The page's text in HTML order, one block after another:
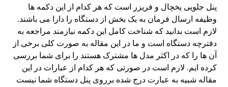
پنل جلویی یخچال و فریزر است که هر کدام از این دکمه ها
وظیفه ارسال فرمان به یک بخش از دستگاه را دارا می باشند.
لازم است بدانید که شناخت کامل این دکمه نیازمند مراجعه به
دفترچه دستگاه است و ما در این مقاله به صورت کلی برخی از
آن ها را که در اکثر مدل ها مشترک هستند را برای شما بررسی
کرده ایم. لازم است در صورتی که هر کدام از عبارات در این
مقاله شبیه به عبارت درج شده برروی پنل دستگاه شما نیست